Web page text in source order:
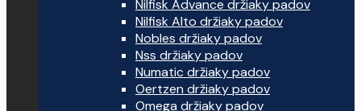
Nilfisk Advance držiaky padov
Nilfisk Alto držiaky padov
Nobles držiaky padov
Nss držiaky padov
Numatic držiaky padov
Oertzen držiaky padov
Omega držiaky padov